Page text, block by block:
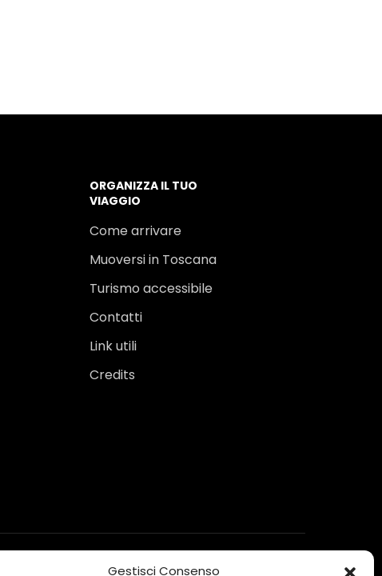
Gestisci Consenso
ORGANIZZA IL TUO
VIAGGIO
Come arrivare
Muoversi in Toscana
Turismo accessibile
Contatti
Link utili
Credits